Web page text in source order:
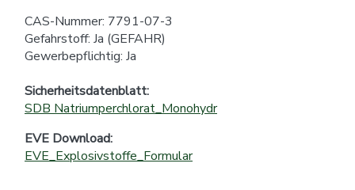
CAS-Nummer: 7791-07-3
Gefahrstoff: Ja (GEFAHR)
Gewerbepflichtig: Ja
Sicherheitsdatenblatt:
SDB Natriumperchlorat_Monohydr
EVE Download:
EVE_Explosivstoffe_Formular